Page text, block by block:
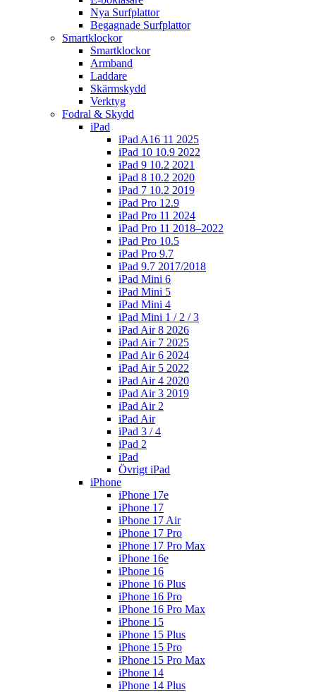
Nya Surfplattor
Begagnade Surfplattor
Smartklockor
Smartklockor
Armband
Laddare
Skärmskydd
Verktyg
Fodral & Skydd
iPad
iPad A16 11 2025
iPad 10 10.9 2022
iPad 9 10.2 2021
iPad 8 10.2 2020
iPad 7 10.2 2019
iPad Pro 12.9
iPad Pro 11 2024
iPad Pro 11 2018–2022
iPad Pro 10.5
iPad Pro 9.7
iPad 9.7 2017/2018
iPad Mini 6
iPad Mini 5
iPad Mini 4
iPad Mini 1 / 2 / 3
iPad Air 8 2026
iPad Air 7 2025
iPad Air 6 2024
iPad Air 5 2022
iPad Air 4 2020
iPad Air 3 2019
iPad Air 2
iPad Air
iPad 3 / 4
iPad 2
iPad
Övrigt iPad
iPhone
iPhone 17e
iPhone 17
iPhone 17 Air
iPhone 17 Pro
iPhone 17 Pro Max
iPhone 16e
iPhone 16
iPhone 16 Plus
iPhone 16 Pro
iPhone 16 Pro Max
iPhone 15
iPhone 15 Plus
iPhone 15 Pro
iPhone 15 Pro Max
iPhone 14
iPhone 14 Plus